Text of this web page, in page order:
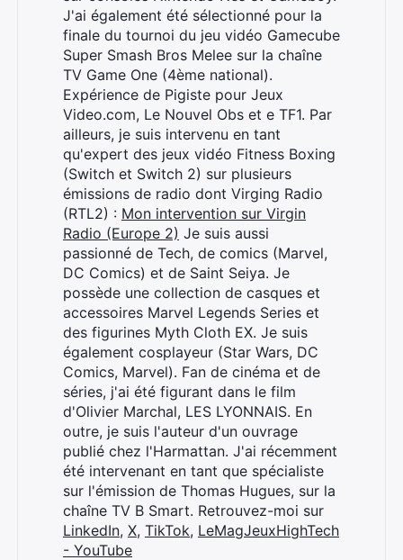
J'ai également été sélectionné pour la
finale du tournoi du jeu vidéo Gamecube
Super Smash Bros Melee sur la chaîne
TV Game One (4ème national).
Expérience de Pigiste pour Jeux
Video.com, Le Nouvel Obs et e TF1. Par
ailleurs, je suis intervenu en tant
qu'expert des jeux vidéo Fitness Boxing
(Switch et Switch 2) sur plusieurs
émissions de radio dont Virging Radio
(RTL2) : Mon intervention sur Virgin
Radio (Europe 2) Je suis aussi
passionné de Tech, de comics (Marvel,
DC Comics) et de Saint Seiya. Je
possède une collection de casques et
accessoires Marvel Legends Series et
des figurines Myth Cloth EX. Je suis
également cosplayeur (Star Wars, DC
Comics, Marvel). Fan de cinéma et de
séries, j'ai été figurant dans le film
d'Olivier Marchal, LES LYONNAIS. En
outre, je suis l'auteur d'un ouvrage
publié chez l'Harmattan. J'ai récemment
été intervenant en tant que spécialiste
sur l'émission de Thomas Hugues, sur la
chaîne TV B Smart. Retrouvez-moi sur
LinkedIn, X, TikTok, LeMagJeuxHighTech
- YouTube